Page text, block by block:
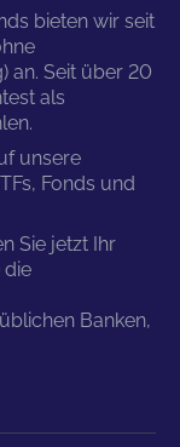
bieten wir seit
an. Seit über 20
als
unsere
Fonds und
Sie jetzt Ihr
die
Banken,